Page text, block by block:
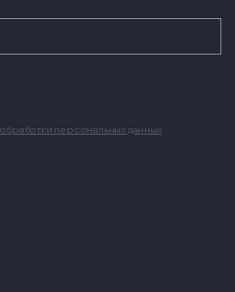
персональных данных